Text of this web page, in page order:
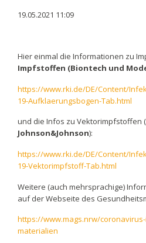
19.05.2021 11:09
Hier einmal die Informationen zu
Impfstoffen (Biontech und
https://www.rki.de/DE/Content/
19-Aufklaerungsbogen-Tab.html
und die Infos zu Vektorimpfstoffen (
Johnson&Johnson):
https://www.rki.de/DE/Content/
19-Vektorimpfstoff-Tab.html
Weitere (auch mehrsprachige)
auf der Webseite des
https://www.mags.nrw/
materialien